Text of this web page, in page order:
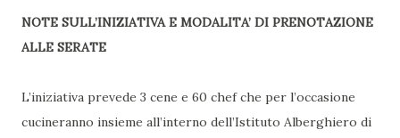
NOTE SULL’INIZIATIVA E MODALITA’ DI PRENOTAZIONE
ALLE SERATE
L’iniziativa prevede 3 cene e 60 chef che per l’occasione
cucineranno insieme all’interno dell’Istituto Alberghiero di